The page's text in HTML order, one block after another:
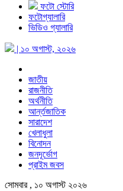
ফটো স্টোরি
ফটোগ্যালারি
ভিডিও গ্যালারি
| ১০ অগাস্ট, ২০২৬
জাতীয়
রাজনীতি
অর্থনীতি
আর্ন্তজাতিক
সারাদেশ
খেলাধুলা
বিনোদন
জনদূর্ভোগ
প্রাইম জবস
সোমবার , ১০ অগাস্ট ২০২৬